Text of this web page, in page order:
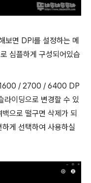
보면 DPI를 설정하는 메
심플하게 구성되어있습
/ 2700 / 6400 DP
라이딩으로 변경할 수 있
으로 떨구면 삭제가 되
게 선택하여 사용하실